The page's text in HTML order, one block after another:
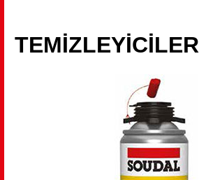
TEMİZLEYİCİLER